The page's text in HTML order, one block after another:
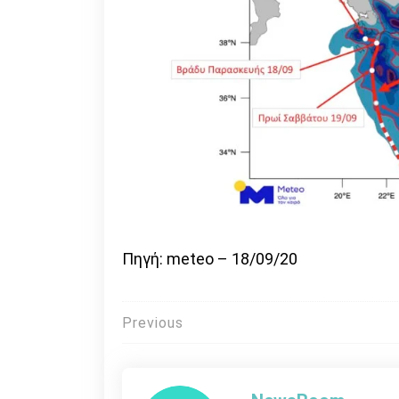
Πηγή: meteo – 18/09/20
Πλοήγηση
Previous